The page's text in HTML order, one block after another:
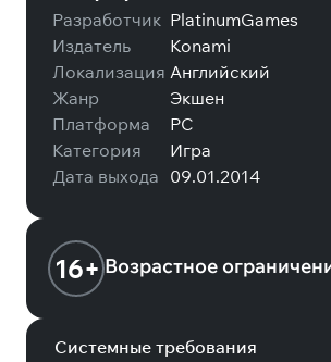
Разработчик PlatinumGames
Издатель
Konami
Локализация Английский
Жанр
Экшен
Платформа
PC
Категория
Игра
Дата выхода 09.01.2014
16+ Возрастное
Системные требования